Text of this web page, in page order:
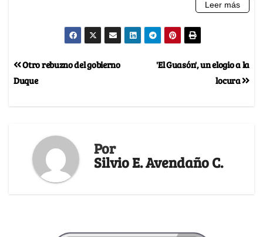
'El Guasón', un elogio a la
locura
Otro rebuzno del gobierno
Duque
Por
Silvio E. Avendaño C.